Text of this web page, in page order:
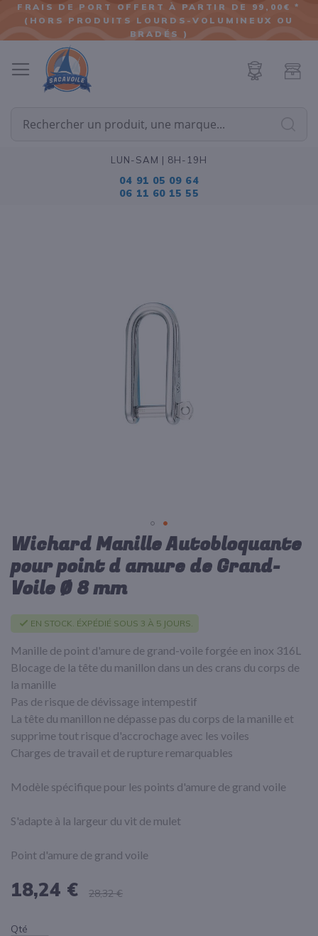
ALLER
AU
FRAIS DE PORT OFFERT À PARTIR DE 99,00€ *
(HORS PRODUITS LOURDS-VOLUMINEUX OU
BRADÉS )
LUN-SAM | 8H-19H
04 91 05 09 64
06 11 60 15 55
Passer
au
début
de
la
d’images
Wichard Manille Autobloquante
pour point d amure de Grand-
Voile Ø 8 mm
EN STOCK. ÉXPÉDIÉ SOUS 3 À 5 JOURS.
Manille de point d'amure de grand-voile forgée en inox 316L
Blocage de la tête du manillon dans un des crans du corps de
la manille
Pas de risque de dévissage intempestif
La tête du manillon ne dépasse pas du corps de la manille et
supprime tout risque d'accrochage avec les voiles
Charges de travail et de rupture remarquables
Modèle spécifique pour les points d'amure de grand voile
S'adapte à la largeur du vit de mulet
Point d'amure de grand voile
18,24 € 28,32 €
Qté